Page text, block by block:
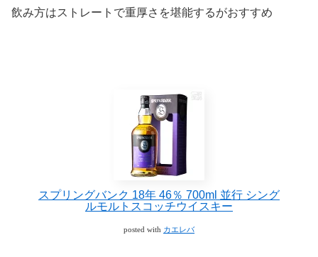
飲み方はストレートで重厚さを堪能するがおすすめ
スプリングバンク 18年 46％ 700ml 並行 シング
ルモルトスコッチウイスキー
posted with カエレバ